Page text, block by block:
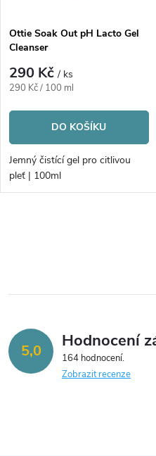
p
r
o
d
u
ů
s
p
r
o
d
u
ů
Ottie Soak Out pH Lacto Gel
Cleanser
290 Kč/ ks
Měrná
290 Kč / 100 ml
DO KOŠÍKU
Jemný čistící gel pro citlivou
pleť | 100ml
l
d
a
5,0 Hodnocení
164 hodnocení
Zobrazit recenze